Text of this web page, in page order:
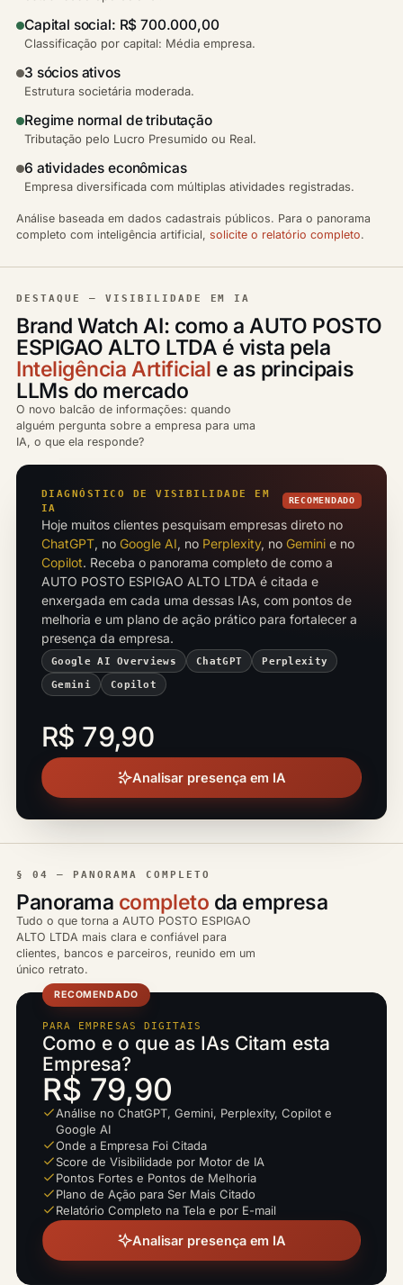
Capital social: R$ 700.000,00
Classificação por capital: Média empresa.
3 sócios ativos
Estrutura societária moderada.
Regime normal de tributação
Tributação pelo Lucro Presumido ou Real.
6 atividades econômicas
Empresa diversificada com múltiplas atividades registradas.
Análise baseada em dados cadastrais públicos. Para o panorama
completo com inteligência artificial, solicite o relatório completo.
DESTAQUE — VISIBILIDADE EM IA
Brand Watch AI: como a AUTO POSTO
ESPIGAO ALTO LTDA é vista pela
Inteligência Artificial e as principais
LLMs do mercado
O novo balcão de informações: quando
alguém pergunta sobre a empresa para uma
IA, o que ela responde?
DIAGNÓSTICO DE VISIBILIDADE EM
IA
RECOMENDADO
Hoje muitos clientes pesquisam empresas direto no
ChatGPT, no Google AI, no Perplexity, no Gemini e no
Copilot. Receba o panorama completo de como a
AUTO POSTO ESPIGAO ALTO LTDA é citada e
enxergada em cada uma dessas IAs, com pontos de
melhoria e um plano de ação prático para fortalecer a
presença da empresa.
Google AI Overviews ChatGPT Perplexity
Gemini Copilot
R$ 79,90
Analisar presença em IA
§ 04 — PANORAMA COMPLETO
Panorama completo da empresa
Tudo o que torna a AUTO POSTO ESPIGAO
ALTO LTDA mais clara e confiável para
clientes, bancos e parceiros, reunido em um
único retrato.
RECOMENDADO
PARA EMPRESAS DIGITAIS
Como e o que as IAs Citam esta
Empresa?
R$ 79,90
Análise no ChatGPT, Gemini, Perplexity, Copilot e
Google AI
Onde a Empresa Foi Citada
Score de Visibilidade por Motor de IA
Pontos Fortes e Pontos de Melhoria
Plano de Ação para Ser Mais Citado
Relatório Completo na Tela e por E-mail
Analisar presença em IA